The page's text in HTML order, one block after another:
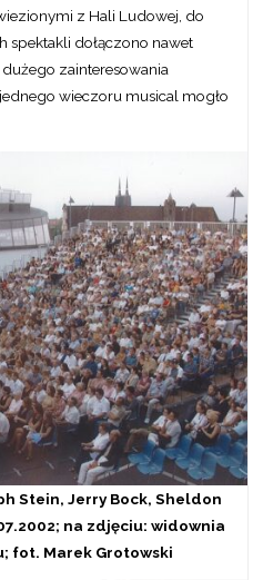
z Hali Ludowej, do
spektakli dołączono nawet
zainteresowania
wieczoru musical mogło
Stein, Jerry Bock, Sheldon
na zdjęciu: widownia
fot. Marek Grotowski